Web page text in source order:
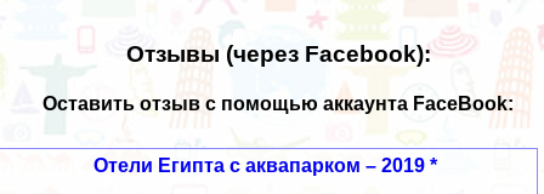
Отзывы (через Facebook):
Оставить отзыв с помощью аккаунта FaceBook:
Отели Египта с аквапарком – 2019 *